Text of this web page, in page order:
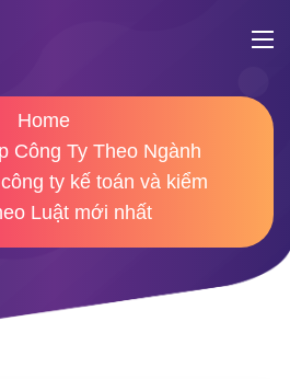
Home
Công Ty Theo Ngành
ty kế toán và kiểm
Luật mới nhất